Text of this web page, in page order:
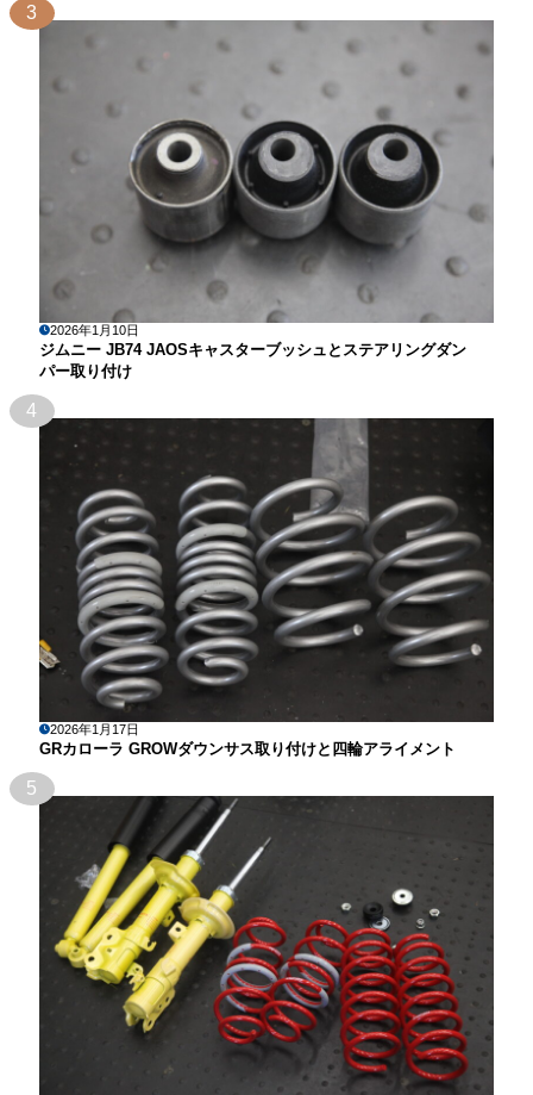
3
2026年1月10日
ジムニー JB74 JAOSキャスターブッシュとステアリングダン
パー取り付け
4
2026年1月17日
GRカローラ GROWダウンサス取り付けと四輪アライメント
5